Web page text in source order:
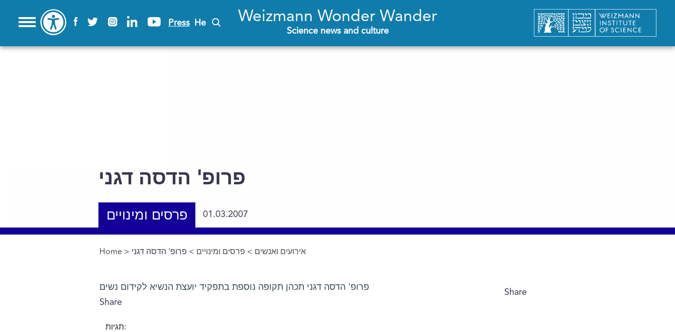
Press He Weizmann Wonder Wander
Science news and culture
פרופ' הדסה דגני
פרסים ומינויים 01.03.2007
You are here
Home > אירועים ואנשים > פרסים ומינויים > פרופ' הדסה דגני
Share
פרופ' הדסה דגני תכהן תקופה נוספת בתפקיד יועצת הנשיא לקידום נשים
Share
תגיות: